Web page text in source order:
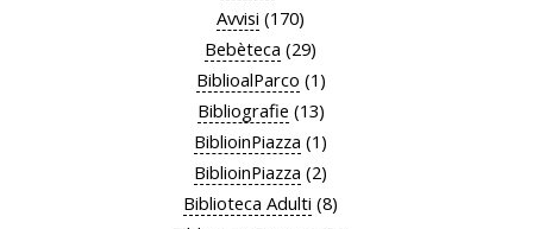
Avvisi (170)
Bebèteca (29)
BiblioalParco (1)
Bibliografie (13)
BiblioinPiazza (1)
BiblioinPiazza (2)
Biblioteca Adulti (8)